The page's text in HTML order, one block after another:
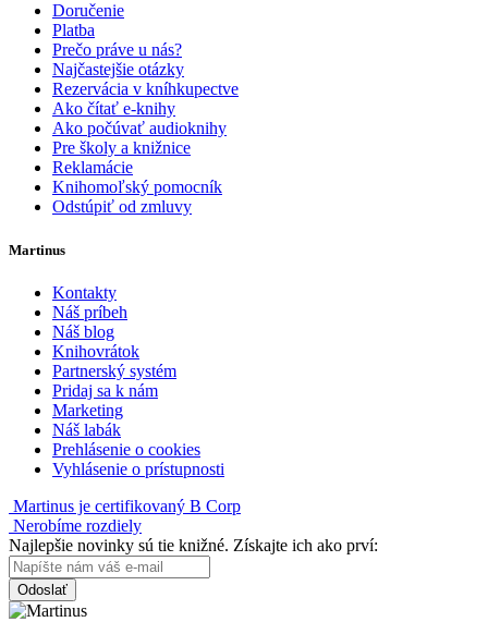
Doručenie
Platba
Prečo práve u nás?
Najčastejšie otázky
Rezervácia v kníhkupectve
Ako čítať e-knihy
Ako počúvať audioknihy
Pre školy a knižnice
Reklamácie
Knihomoľský pomocník
Odstúpiť od zmluvy
Martinus
Kontakty
Náš príbeh
Náš blog
Knihovrátok
Partnerský systém
Pridaj sa k nám
Marketing
Náš labák
Prehlásenie o cookies
Vyhlásenie o prístupnosti
Martinus je certifikovaný B Corp
Nerobíme rozdiely
Najlepšie novinky sú tie knižné. Získajte ich ako prví:
Odoslať